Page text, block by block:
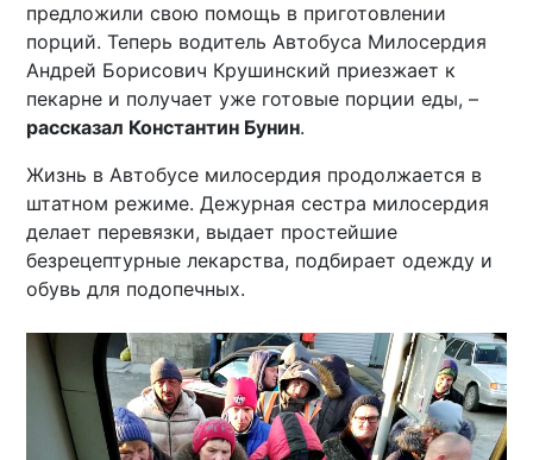
предложили свою помощь в приготовлении
порций. Теперь водитель Автобуса Милосердия
Андрей Борисович Крушинский приезжает к
пекарне и получает уже готовые порции еды, –
рассказал Константин Бунин.
Жизнь в Автобусе милосердия продолжается в
штатном режиме. Дежурная сестра милосердия
делает перевязки, выдает простейшие
безрецептурные лекарства, подбирает одежду и
обувь для подопечных.